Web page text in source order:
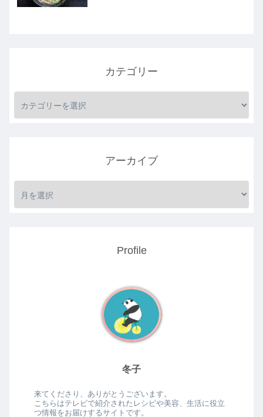
カテゴリー
アーカイブ
Profile
冬子
来てくださり、ありがとうございます。
こちらはテレビで紹介されたレシピや美容、生活に役立
つ情報をお届けするサイトです。